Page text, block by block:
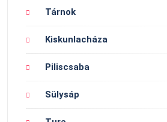
Tárnok
Kiskunlacháza
Piliscsaba
Sülysáp